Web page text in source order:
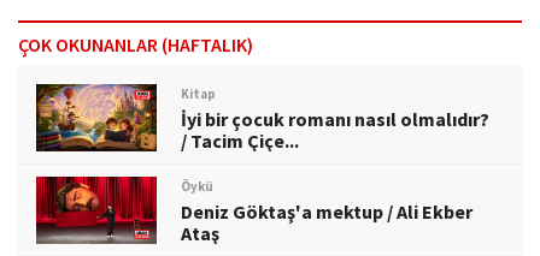
ÇOK OKUNANLAR (HAFTALIK)
Kitap
İyi bir çocuk romanı nasıl olmalıdır?
/ Tacim Çiçe...
Öykü
Deniz Göktaş'a mektup / Ali Ekber
Ataş